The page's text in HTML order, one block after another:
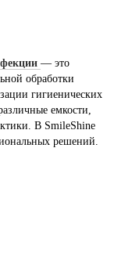
— это
обработки
гигиенических
емкости,
В SmileShine
решений.